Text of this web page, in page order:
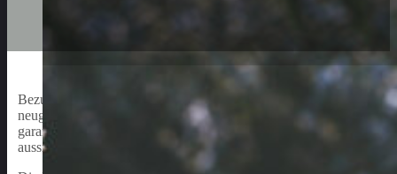
Bezug Babyschale ist ein wichtiger Aspekt für Eltern, die
neugeborene und Kleinkinder entwickelt und bietet einen
garantiert man nicht nur die Sauberkeit und Langlebigkeit der
aussieht.